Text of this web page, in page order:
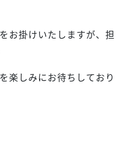
お掛けいたしますが、担
楽しみにお待ちしており